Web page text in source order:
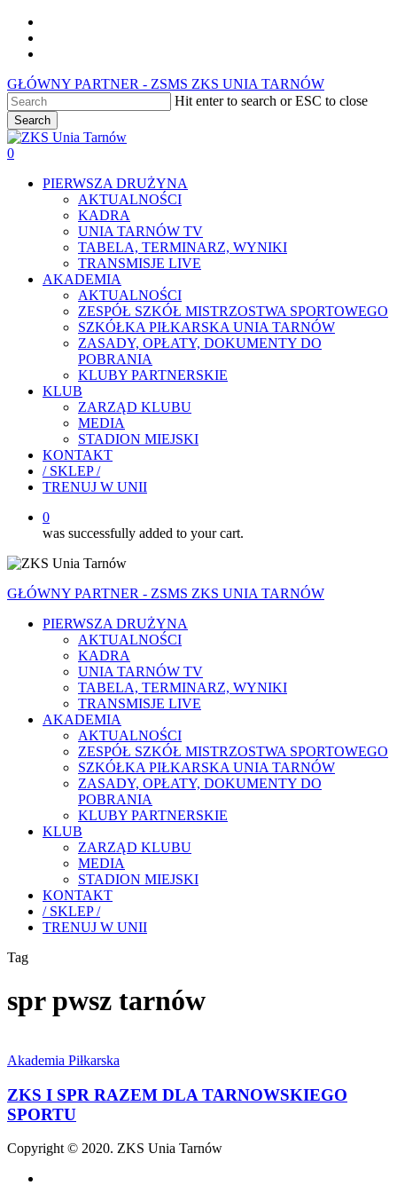
Skip
main
GŁÓWNY PARTNER - ZSMS ZKS UNIA TARNÓW
Hit enter to search or ESC to close
Search
Close
Search
0
PIERWSZA DRUŻYNA
AKTUALNOŚCI
KADRA
UNIA TARNÓW TV
TABELA, TERMINARZ, WYNIKI
TRANSMISJE LIVE
AKADEMIA
AKTUALNOŚCI
ZESPÓŁ SZKÓŁ MISTRZOSTWA SPORTOWEGO
SZKÓŁKA PIŁKARSKA UNIA TARNÓW
ZASADY, OPŁATY, DOKUMENTY DO
POBRANIA
KLUBY PARTNERSKIE
KLUB
ZARZĄD KLUBU
MEDIA
STADION MIEJSKI
KONTAKT
/ SKLEP /
TRENUJ W UNII
0
was successfully added to your cart.
GŁÓWNY PARTNER - ZSMS ZKS UNIA TARNÓW
PIERWSZA DRUŻYNA
AKTUALNOŚCI
KADRA
UNIA TARNÓW TV
TABELA, TERMINARZ, WYNIKI
TRANSMISJE LIVE
AKADEMIA
AKTUALNOŚCI
ZESPÓŁ SZKÓŁ MISTRZOSTWA SPORTOWEGO
SZKÓŁKA PIŁKARSKA UNIA TARNÓW
ZASADY, OPŁATY, DOKUMENTY DO
POBRANIA
KLUBY PARTNERSKIE
KLUB
ZARZĄD KLUBU
MEDIA
STADION MIEJSKI
KONTAKT
/ SKLEP /
TRENUJ W UNII
Tag
spr pwsz tarnów
I
RAZEM
DLA
TARNOWSKIEGO
Akademia Piłkarska
ZKS I SPR RAZEM DLA TARNOWSKIEGO
SPORTU
Copyright © 2020. ZKS Unia Tarnów